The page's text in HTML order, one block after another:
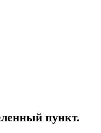
пункт.